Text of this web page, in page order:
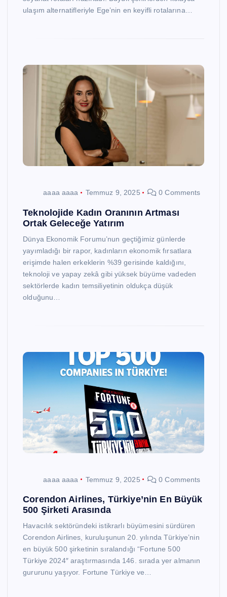
ulaşım alternatifleriyle Ege’nin en keyifli rotalarına…
aaaa aaaa Temmuz 9, 2025 0 Comments
Teknolojide Kadın Oranının Artması
Ortak Geleceğe Yatırım
Dünya Ekonomik Forumu’nun geçtiğimiz günlerde
yayımladığı bir rapor, kadınların ekonomik fırsatlara
erişimde halen erkeklerin %39 gerisinde kaldığını,
teknoloji ve yapay zekâ gibi yüksek büyüme vadeden
sektörlerde kadın temsiliyetinin oldukça düşük
olduğunu…
aaaa aaaa Temmuz 9, 2025 0 Comments
Corendon Airlines, Türkiye’nin En Büyük
500 Şirketi Arasında
Havacılık sektöründeki istikrarlı büyümesini sürdüren
Corendon Airlines, kuruluşunun 20. yılında Türkiye’nin
en büyük 500 şirketinin sıralandığı “Fortune 500
Türkiye 2024″ araştırmasında 146. sırada yer almanın
gururunu yaşıyor. Fortune Türkiye ve…